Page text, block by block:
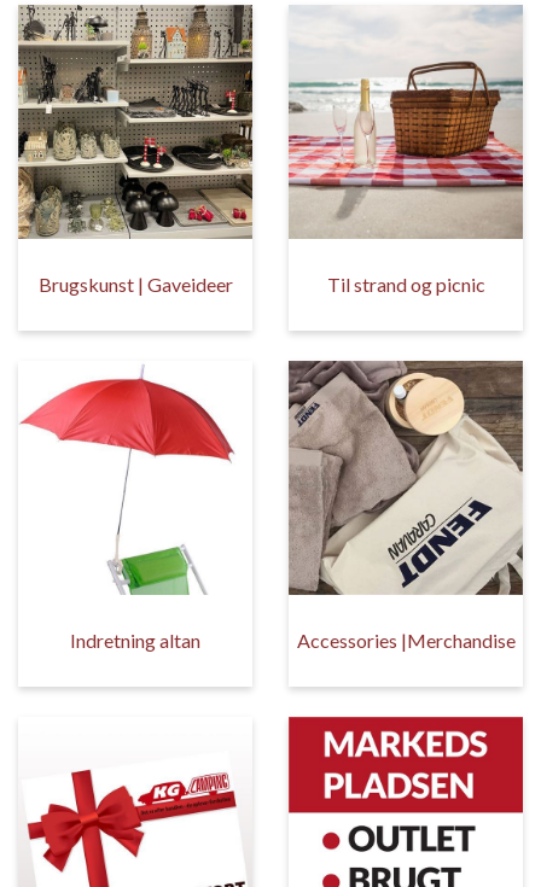
Brugskunst | Gaveideer Til strand og picnic
Indretning altan Accessories |Merchandise